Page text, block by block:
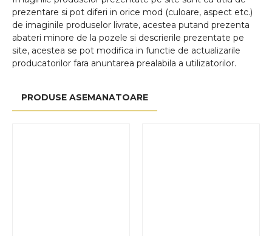
prezentare si pot diferi in orice mod (culoare, aspect etc.)
de imaginile produselor livrate, acestea putand prezenta
abateri minore de la pozele si descrierile prezentate pe
site, acestea se pot modifica in functie de actualizarile
producatorilor fara anuntarea prealabila a utilizatorilor.
PRODUSE ASEMANATOARE